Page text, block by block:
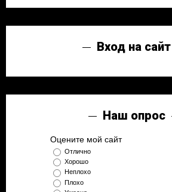
Вход на сайт
Наш опрос
Оцените мой сайт
Отлично
Хорошо
Неплохо
Плохо